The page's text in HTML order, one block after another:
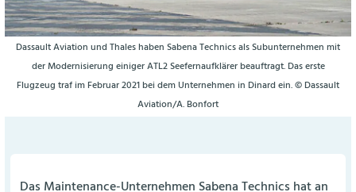
Dassault Aviation und Thales haben Sabena Technics als Subunternehmen mit
der Modernisierung einiger ATL2 Seefernaufklärer beauftragt. Das erste
Flugzeug traf im Februar 2021 bei dem Unternehmen in Dinard ein. © Dassault
Aviation/A. Bonfort
Das Maintenance-Unternehmen Sabena Technics hat an